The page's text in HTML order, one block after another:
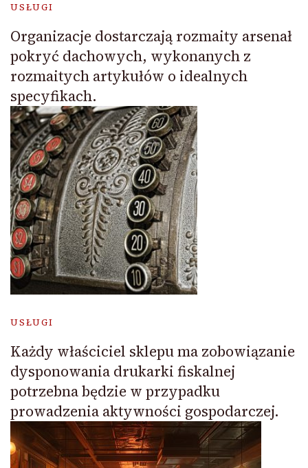
USŁUGI
Organizacje dostarczają rozmaity arsenał
pokryć dachowych, wykonanych z
rozmaitych artykułów o idealnych
specyfikach.
USŁUGI
Każdy właściciel sklepu ma zobowiązanie
dysponowania drukarki fiskalnej
potrzebna będzie w przypadku
prowadzenia aktywności gospodarczej.